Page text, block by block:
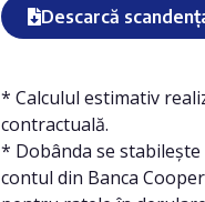
Descarcă
* Calculul estimativ
contractuală.
* Dobânda se
contul din Banca